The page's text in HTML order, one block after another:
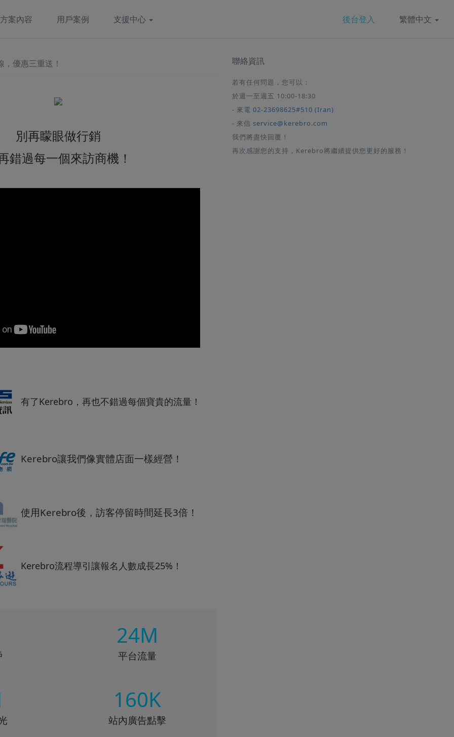
方案內容 用戶案例 支援中心 後台登入 繁體中文
優惠三重送！
別再矇眼做行銷
錯過每一個來訪商機！
有了Kerebro，再也不錯過每個寶貴的流量！
Kerebro讓我們像實體店面一樣經營！
使用Kerebro後，訪客停留時間延長3倍！
Kerebro流程導引讓報名人數成長25%！
24M
平台流量
160K
站內廣告點擊
聯絡資訊
若有任何問題，您可以：
於週一至週五 10:00-18:30
- 來電 02-23698625#510 (Iran)
- 來信 service@kerebro.com
我們將盡快回覆！
再次感謝您的支持，Kerebro將繼續提供您更好的服務！